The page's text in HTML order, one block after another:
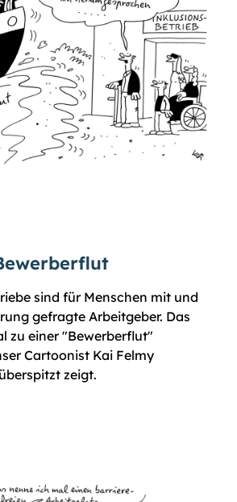
sind für Menschen mit und
gefragte Arbeitgeber. Das
zu einer "Bewerberflut"
Cartoonist Kai Felmy
zeigt.